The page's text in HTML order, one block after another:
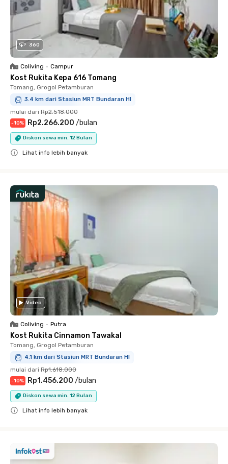
360
Coliving • Campur
Kost Rukita Kepa 616 Tomang
Tomang, Grogol Petamburan
3.4 km dari Stasiun MRT Bundaran HI
mulai dari Rp2.518.000
-10% Rp2.266.200 /bulan
Diskon sewa min. 12 Bulan
Lihat info lebih banyak
Video
Coliving • Putra
Kost Rukita Cinnamon Tawakal
Tomang, Grogol Petamburan
4.1 km dari Stasiun MRT Bundaran HI
mulai dari Rp1.618.000
-10% Rp1.456.200 /bulan
Diskon sewa min. 12 Bulan
Lihat info lebih banyak